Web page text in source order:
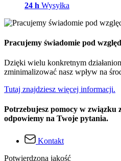
24 h Wysyłka
Pracujemy świadomie pod
Dzięki wielu konkretnym
zminimalizować nasz wpływ na
Tutaj znajdziesz więcej informacji.
Potrzebujesz pomocy w związku
odpowiemy na Twoje pytania.
Kontakt
Potwierdzona jakość